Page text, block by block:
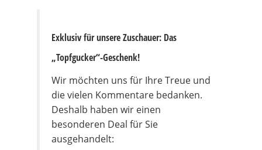
Exklusiv für unsere Zuschauer: Das
„Topfgucker“-Geschenk!
Wir möchten uns für Ihre Treue und
die vielen Kommentare bedanken.
Deshalb haben wir einen
besonderen Deal für Sie
ausgehandelt: